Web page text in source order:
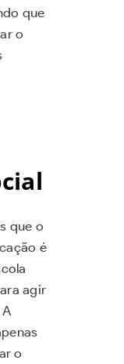
que
o
que o
é
agir
o